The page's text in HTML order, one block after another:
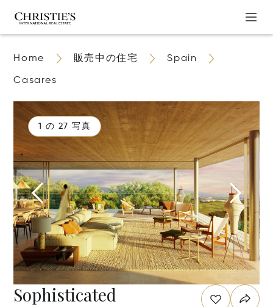
Home 販売中の住宅 Spain
Casares
1 の 27 写真
Sophisticated